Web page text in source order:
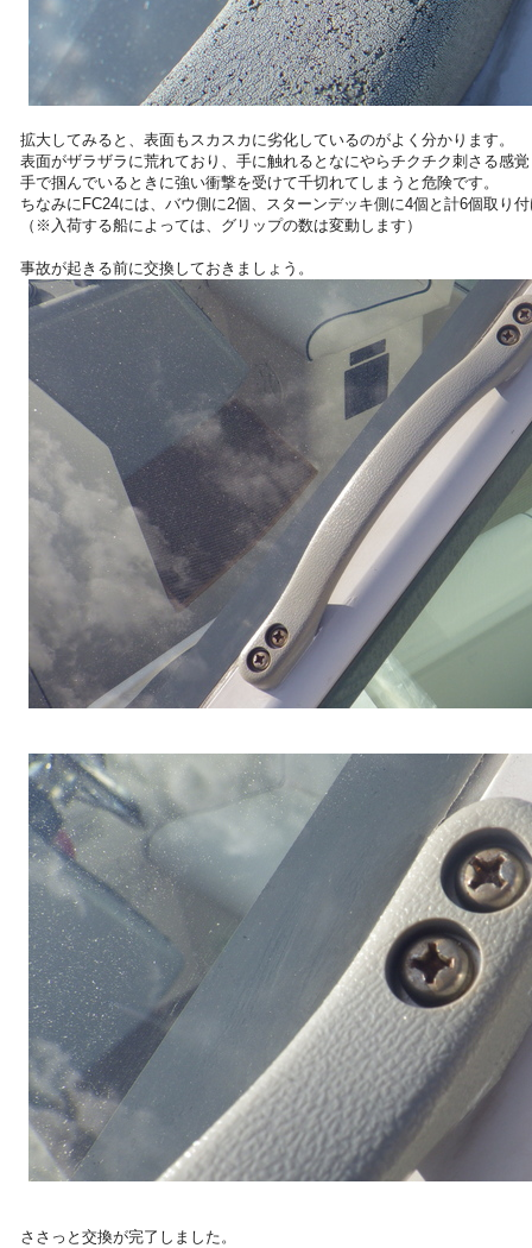
拡大してみると、表面もスカスカに劣化しているのがよく分かります。
表面がザラザラに荒れており、手に触れるとなにやらチクチク刺さる感
手で掴んでいるときに強い衝撃を受けて千切れてしまうと危険です。
ちなみにFC24には、バウ側に2個、スターンデッキ側に4個と計6個取り
（※入荷する船によっては、グリップの数は変動します）
事故が起きる前に交換しておきましょう。
ささっと交換が完了しました。